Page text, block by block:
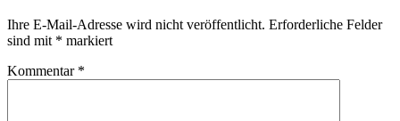
Ihre E-Mail-Adresse wird nicht veröffentlicht. Erforderliche Felder
sind mit * markiert
Kommentar *